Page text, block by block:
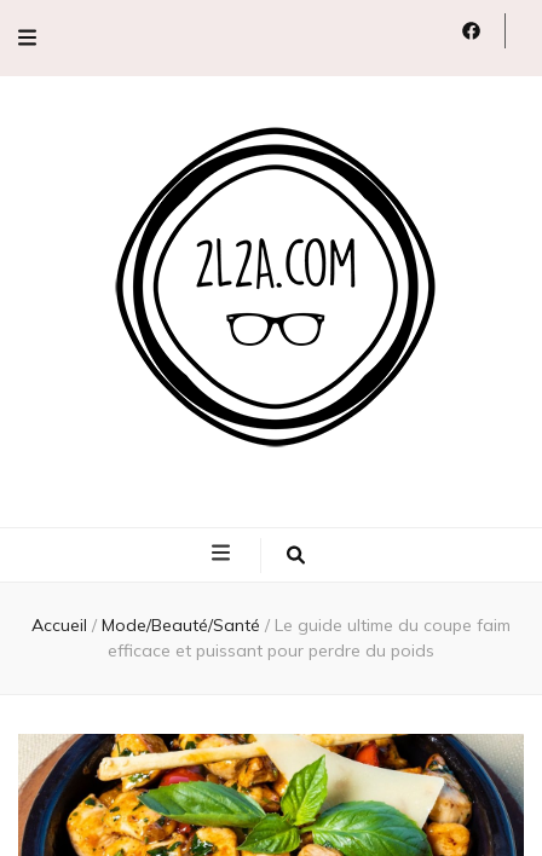
Accueil / Mode/Beauté/Santé / Le guide ultime du coupe faim
efficace et puissant pour perdre du poids